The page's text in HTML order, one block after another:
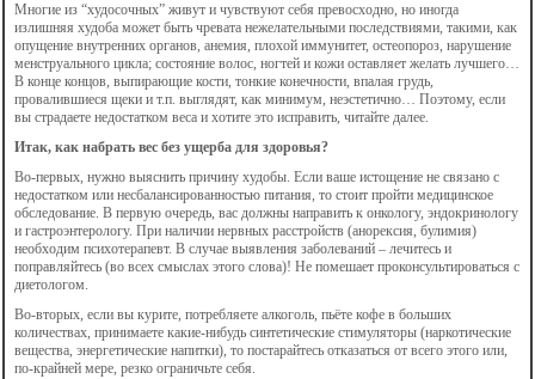
Многие из “худосочных” живут и чувствуют себя превосходно, но иногда
излишняя худоба может быть чревата нежелательными последствиями, такими, как
опущение внутренних органов, анемия, плохой иммунитет, остеопороз, нарушение
менструального цикла; состояние волос, ногтей и кожи оставляет желать лучшего…
В конце концов, выпирающие кости, тонкие конечности, впалая грудь,
провалившиеся щеки и т.п. выглядят, как минимум, неэстетично… Поэтому, если
вы страдаете недостатком веса и хотите это исправить, читайте далее.
Итак, как набрать вес без ущерба для здоровья?
Во-первых, нужно выяснить причину худобы. Если ваше истощение не связано с
недостатком или несбалансированностью питания, то стоит пройти медицинское
обследование. В первую очередь, вас должны направить к онкологу, эндокринологу
и гастроэнтерологу. При наличии нервных расстройств (анорексия, булимия)
необходим психотерапевт. В случае выявления заболеваний – лечитесь и
поправляйтесь (во всех смыслах этого слова)! Не помешает проконсультироваться с
диетологом.
Во-вторых, если вы курите, потребляете алкоголь, пьёте кофе в больших
количествах, принимаете какие-нибудь синтетические стимуляторы (наркотические
вещества, энергетические напитки), то постарайтесь отказаться от всего этого или,
по-крайней мере, резко ограничьте себя.